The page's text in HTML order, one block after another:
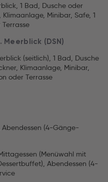
1 Bad, Dusche oder
Minibar, Safe, 1
(DSN)
(seitlich), 1 Bad, Dusche
Klimaanlage, Minibar,
oder Terrasse
Abendessen (4-Gänge-
(Menüwahl mit
Abendessen (4-